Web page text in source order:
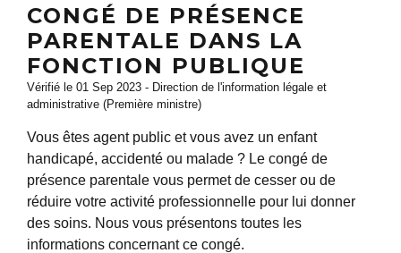
CONGÉ DE PRÉSENCE
PARENTALE DANS LA
FONCTION PUBLIQUE
Vérifié le 01 Sep 2023 - Direction de l'information légale et
administrative (Première ministre)
Vous êtes agent public et vous avez un enfant
handicapé, accidenté ou malade ? Le congé de
présence parentale vous permet de cesser ou de
réduire votre activité professionnelle pour lui donner
des soins. Nous vous présentons toutes les
informations concernant ce congé.